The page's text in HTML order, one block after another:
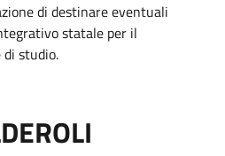
di destinare eventuali
statale per il
studio.